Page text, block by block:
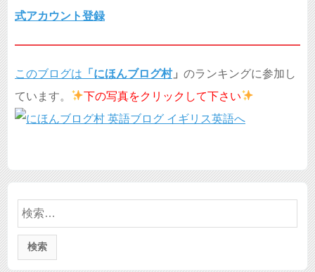
式アカウント登録
このブログは 「 にほんブログ村」 のランキングに参加し
ています。
下の写真をクリックして下さい
検
索: